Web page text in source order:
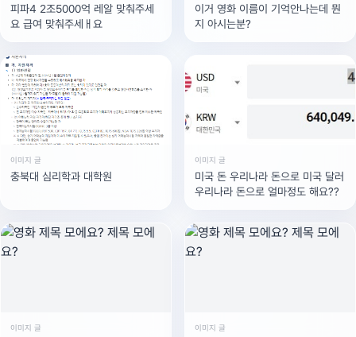
피파4 2조5000억 레알 맞춰주세
요 급여 맞춰주세ㅐ요
이거 영화 이름이 기억안나는데 뭔
지 아시는분?
이미지 글
충북대 심리학과 대학원
이미지 글
미국 돈 우리나라 돈으로 미국 달러
우리나라 돈으로 얼마정도 해요??
이미지 글 이미지 글